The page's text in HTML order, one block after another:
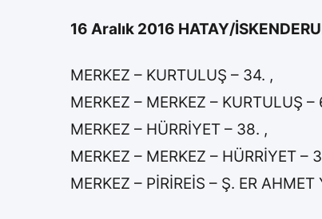
16 Aralık 2016 HATAY/
MERKEZ – KURTULUŞ – 34. ,
MERKEZ – MERKEZ – KURTULUŞ –
MERKEZ – HÜRRİYET – 38. ,
MERKEZ – MERKEZ – HÜRRİYET –
MERKEZ – PİRİREİS – Ş. ER